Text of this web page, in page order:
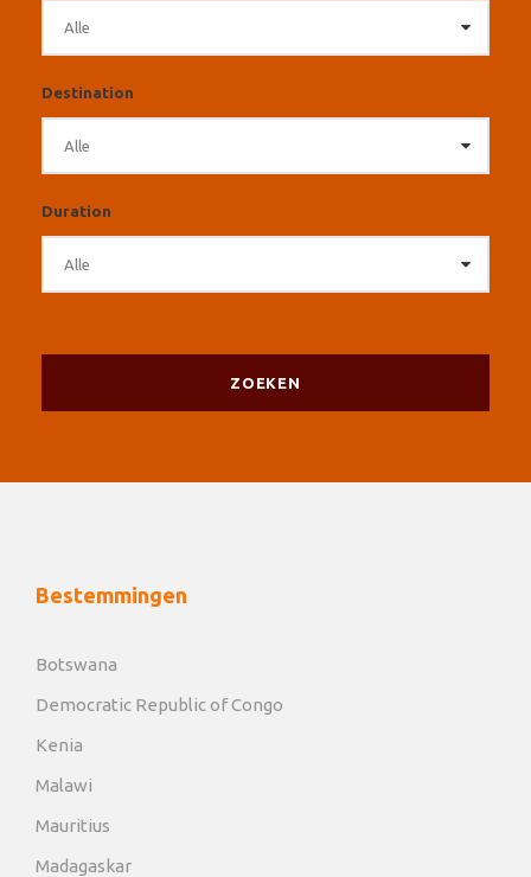
Destination
Duration
Bestemmingen
Botswana
Democratic Republic of Congo
Kenia
Malawi
Mauritius
Madagaskar